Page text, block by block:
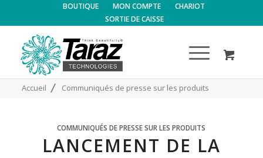
BOUTIQUE MON COMPTE
CHARIOT
SORTIE DE CAISSE
Accueil / Communiqués de presse sur les produits
COMMUNIQUÉS DE PRESSE SUR LES PRODUITS
LANCEMENT DE LA